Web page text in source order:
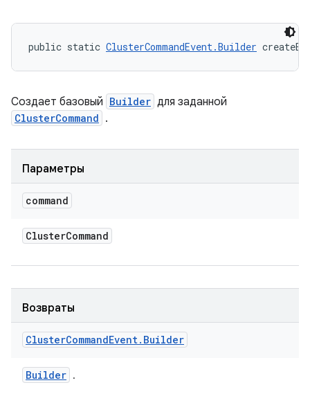
public static ClusterCommandEvent.Builder
Создает базовый Builder для заданной
ClusterCommand .
Параметры
command
ClusterCommand
Возвраты
ClusterCommandEvent. Builder
Builder .